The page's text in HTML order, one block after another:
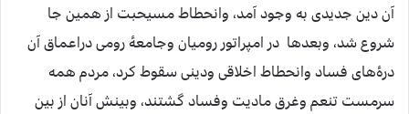
آن دین جدیدی به وجود آمد، وانحطاط مسیحبت از همین جا
شروع شد، وبعدها در امپراتور رومیان وجامعۀ رومی دراعماق آن
درۀهای فساد وانحطاط اخلاقی ودینی سقوط کرد، مردم همه
سرمست تنعم وغرق مادیت وفساد گشتند، وبینش آنان از بین